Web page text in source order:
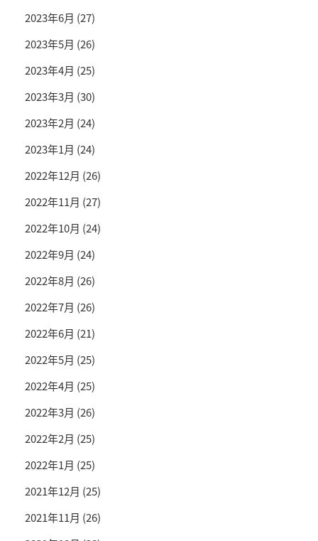
2023年6月 (27)
2023年5月 (26)
2023年4月 (25)
2023年3月 (30)
2023年2月 (24)
2023年1月 (24)
2022年12月 (26)
2022年11月 (27)
2022年10月 (24)
2022年9月 (24)
2022年8月 (26)
2022年7月 (26)
2022年6月 (21)
2022年5月 (25)
2022年4月 (25)
2022年3月 (26)
2022年2月 (25)
2022年1月 (25)
2021年12月 (25)
2021年11月 (26)